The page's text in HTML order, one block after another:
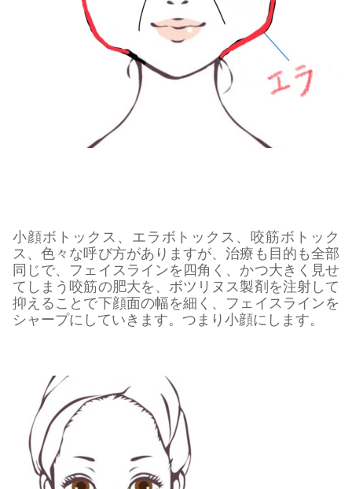
小顔ボトックス、エラボトックス、咬筋ボトック
ス、色々な呼び方がありますが、治療も目的も全部
同じで、フェイスラインを四角く、かつ大きく見せ
てしまう咬筋の肥大を、ボツリヌス製剤を注射して
抑えることで下顔面の幅を細く、フェイスラインを
シャープにしていきます。つまり小顔にします。